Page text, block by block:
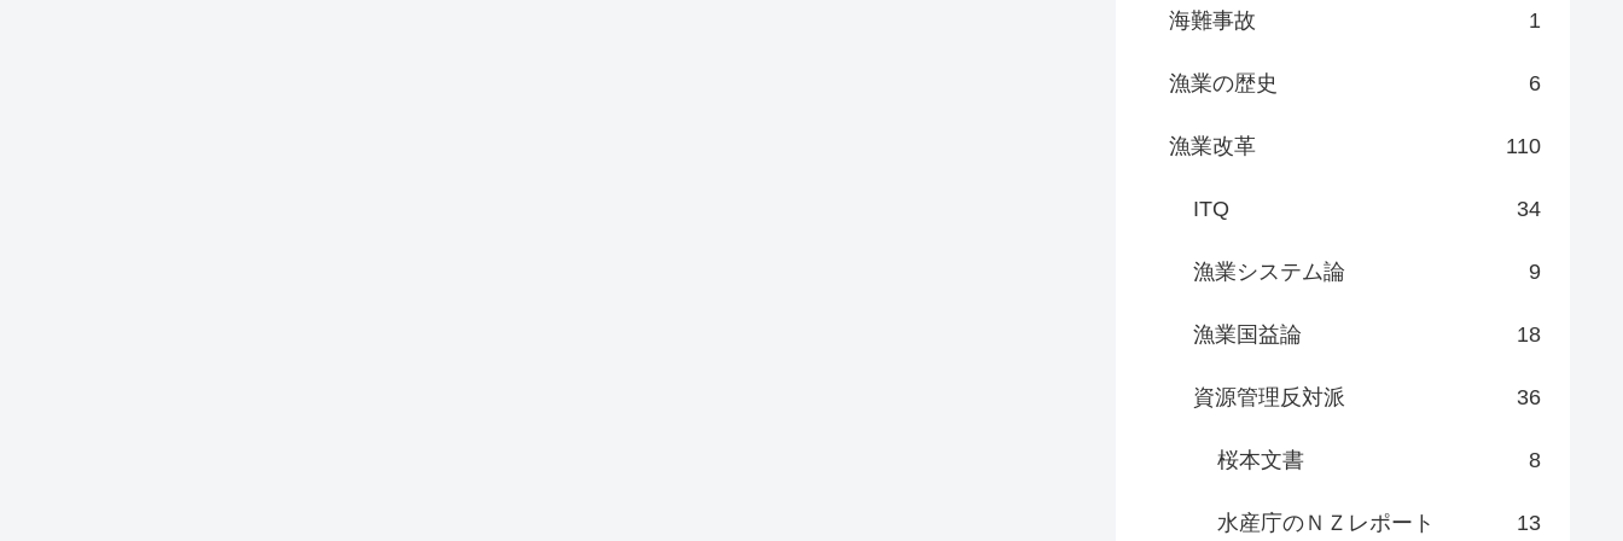
海難事故 1
漁業の歴史 6
漁業改革 110
ITQ 34
漁業システム論 9
漁業国益論 18
資源管理反対派 36
桜本文書 8
水産庁のＮＺレポート 13